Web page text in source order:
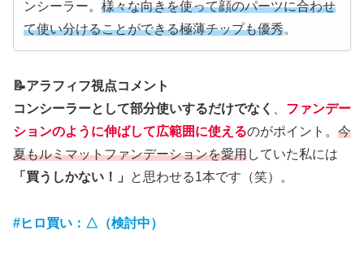
ンシーラー。 様々な向きを使って顔のパーツに合わせ
て使い分けることができる極薄チップも優秀。
📝アラフィフ視点コメント
コンシーラーとして部分使いするだけでなく
ファンデー
ションのように伸ばして広範囲に使えるのがポイント。 今
夏もルミマットファンデーションを愛用していた私には
「買うしかない！」
と思わせる1本です（笑）。
#ヒロ買い：△（検討中）